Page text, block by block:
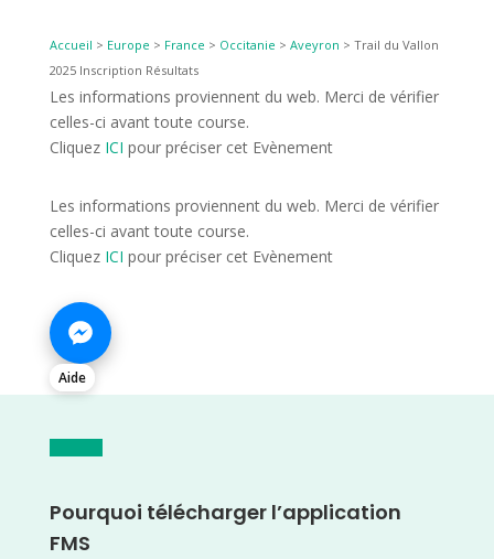
Accueil > Europe > France > Occitanie > Aveyron > Trail du Vallon
2025 Inscription Résultats
Les informations proviennent du web. Merci de vérifier
celles-ci avant toute course.
Cliquez ICI pour préciser cet Evènement
Les informations proviennent du web. Merci de vérifier
celles-ci avant toute course.
Cliquez ICI pour préciser cet Evènement
Aide
Pourquoi télécharger l’application
FMS